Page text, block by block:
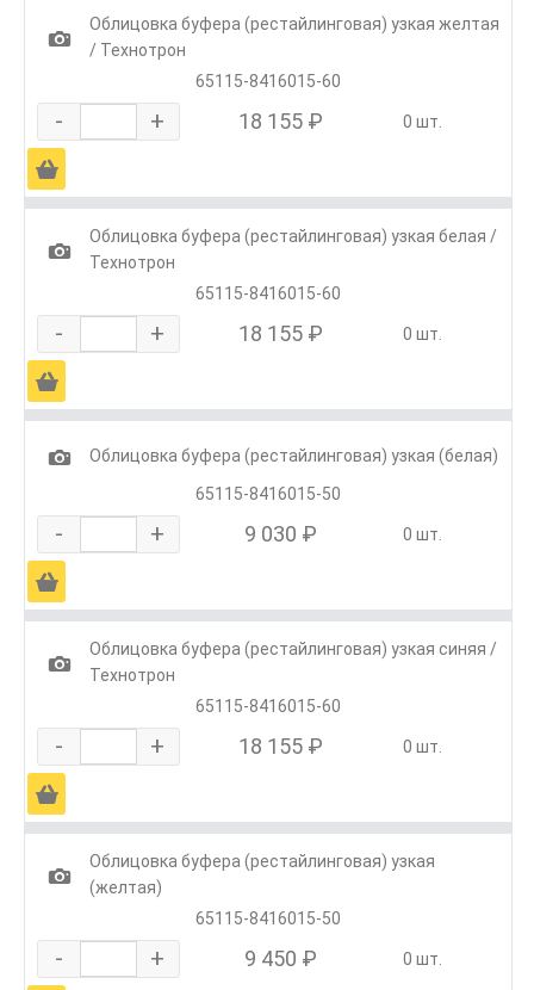
1
Облицовка буфера (рестайлинговая) узкая желтая
/ Технотрон
65115-8416015-60
- + 18 155 ₽ 0 шт.
Ä
1
Облицовка буфера (рестайлинговая) узкая белая /
Технотрон
65115-8416015-60
- + 18 155 ₽ 0 шт.
Ä
1
Облицовка буфера (рестайлинговая) узкая (белая)
65115-8416015-50
- + 9 030 ₽ 0 шт.
Ä
1
Облицовка буфера (рестайлинговая) узкая синяя /
Технотрон
65115-8416015-60
- + 18 155 ₽ 0 шт.
Ä
1
Облицовка буфера (рестайлинговая) узкая
(желтая)
65115-8416015-50
- + 9 450 ₽ 0 шт.